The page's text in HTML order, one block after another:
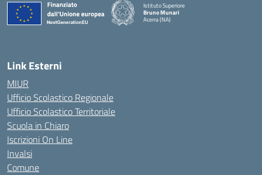
Istituto Superiore
Bruno Munari
Acerra (NA)
Link Esterni
MIUR
Ufficio Scolastico Regionale
Ufficio Scolastico Territoriale
Scuola in Chiaro
Iscrizioni On Line
Invalsi
Comune